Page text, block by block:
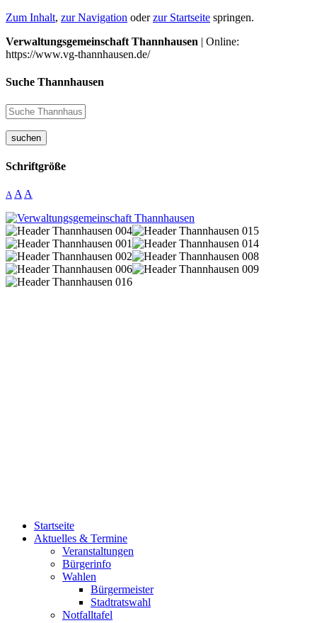
Zum Inhalt, zur Navigation oderzur Startseite springen.
Verwaltungsgemeinschaft Thannhausen | Online:
https://www.vg-thannhausen.de/
Suche Thannhausen
suchen
Schriftgröße
A A A
Startseite
Aktuelles & Termine
Veranstaltungen
Bürgerinfo
Wahlen
Bürgermeister
Stadtratswahl
Notfalltafel